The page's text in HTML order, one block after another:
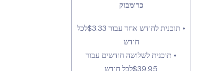
כרומבוק
• תוכנית לחודש אחד עבור $3.33לכל
חודש
• תוכנית לשלושה חודשים עבור
$39.95לכל חודש